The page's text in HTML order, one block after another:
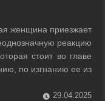
женщина приезжает
реакцию
стоит во главе
по изгнанию ее из
о связях приезжей с
29.04.2025